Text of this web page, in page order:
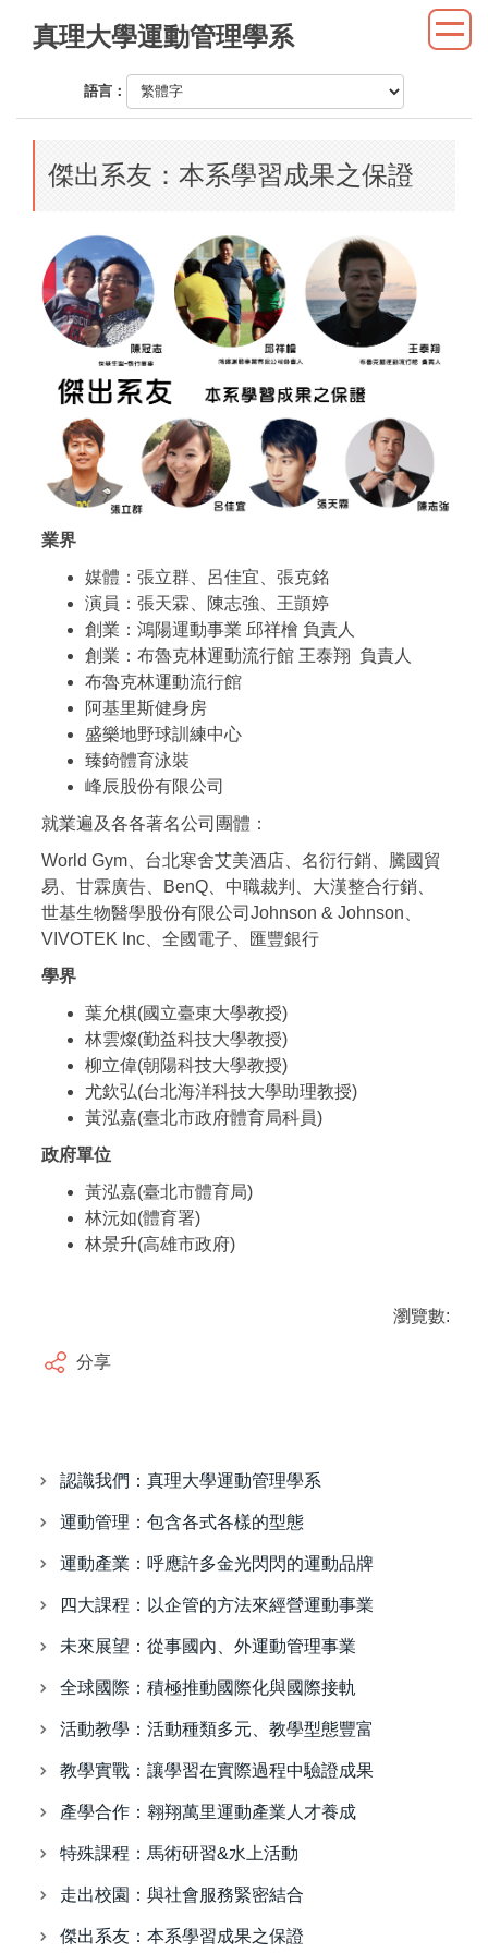
內
真理大學運動管理學系
語言：
傑出系友：本系學習成果之保證
業界
媒體：張立群、呂佳宜、張克銘
演員：張天霖、陳志強、王顗婷
創業：鴻陽運動事業 邱祥檜 負責人
創業：布魯克林運動流行館 王泰翔 負責人
布魯克林運動流行館
阿基里斯健身房
盛樂地野球訓練中心
臻錡體育泳裝
峰辰股份有限公司
就業遍及各各著名公司團體：
World Gym、台北寒舍艾美酒店、名衍行銷、騰國貿
易、甘霖廣告、BenQ、中職裁判、大漢整合行銷、
世基生物醫學股份有限公司Johnson & Johnson、
VIVOTEK Inc、全國電子、匯豐銀行
學界
葉允棋(國立臺東大學教授)
林雲燦(勤益科技大學教授)
柳立偉(朝陽科技大學教授)
尤欽弘(台北海洋科技大學助理教授)
黃泓嘉(臺北市政府體育局科員)
政府單位
黃泓嘉(臺北市體育局)
林沅如(體育署)
林景升(高雄市政府)
瀏覽數:
分享
認識我們：真理大學運動管理學系
運動管理：包含各式各樣的型態
運動產業：呼應許多金光閃閃的運動品牌
四大課程：以企管的方法來經營運動事業
未來展望：從事國內、外運動管理事業
全球國際：積極推動國際化與國際接軌
活動教學：活動種類多元、教學型態豐富
教學實戰：讓學習在實際過程中驗證成果
產學合作：翱翔萬里運動產業人才養成
特殊課程：馬術研習&水上活動
走出校園：與社會服務緊密結合
傑出系友：本系學習成果之保證